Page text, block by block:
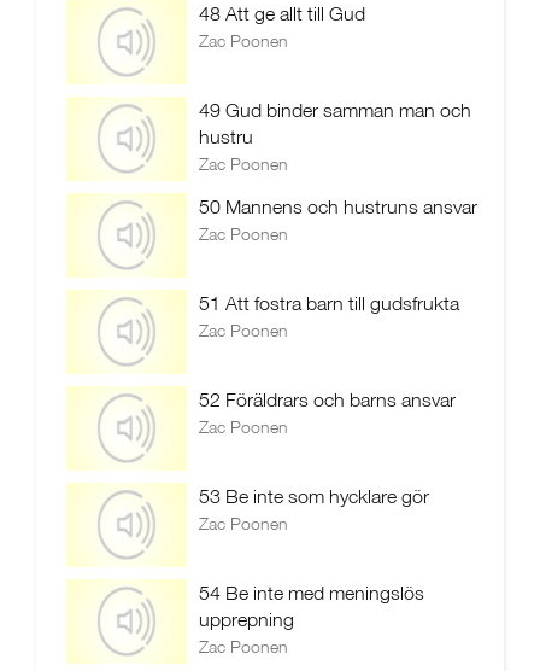
48 Att ge allt till Gud
Zac Poonen
49 Gud binder samman man och
hustru
Zac Poonen
50 Mannens och hustruns ansvar
Zac Poonen
51 Att fostra barn till gudsfrukta
Zac Poonen
52 Föräldrars och barns ansvar
Zac Poonen
53 Be inte som hycklare gör
Zac Poonen
54 Be inte med meningslös
upprepning
Zac Poonen